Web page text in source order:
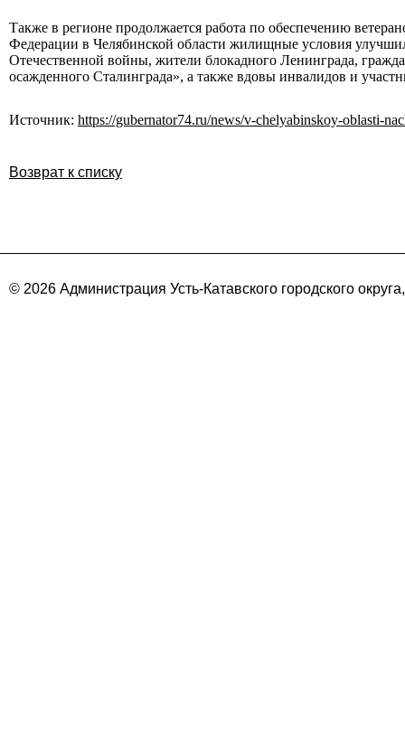
Также в регионе продолжается работа по обеспечению
Федерации в Челябинской области жилищные условия
Отечественной войны, жители блокадного Ленинграда,
осажденного Сталинграда», а также вдовы инвалидов и
Источник: https://gubernator74.ru/news/v-chelyabinskoy-oblasti-
Возврат к списку
© 2026 Администрация Усть-Катавского городского